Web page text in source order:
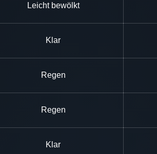
Leicht bewölkt
Klar
Regen
Regen
Klar